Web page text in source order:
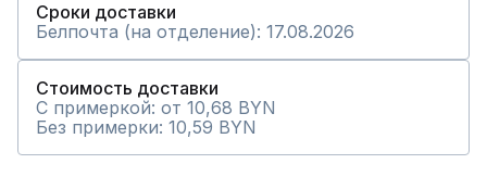
Сроки доставки
Белпочта (на отделение): 17.08.2026
Стоимость доставки
С примеркой: от 10,68 BYN
Без примерки: 10,59 BYN